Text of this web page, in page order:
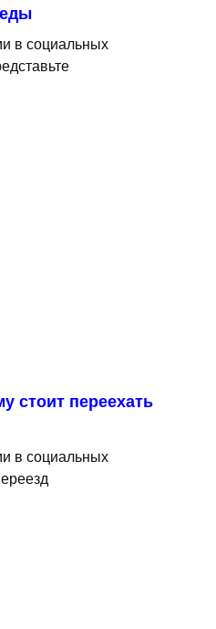
в социальных
стоит переехать
в социальных